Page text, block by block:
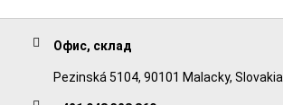
Офис, склад
Pezinská 5104, 90101 Malacky, Slovakia